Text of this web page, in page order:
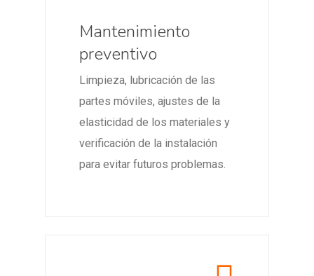
Mantenimiento
preventivo
Limpieza, lubricación de las
partes móviles, ajustes de la
elasticidad de los materiales y
verificación de la instalación
para evitar futuros problemas.